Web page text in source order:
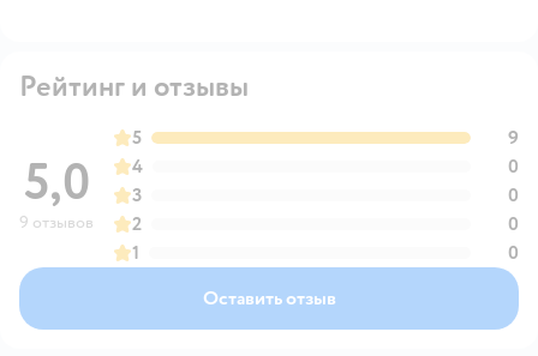
Рейтинг и отзывы
5,0
9 отзывов
5
9
4
0
3
0
2
0
1
0
Оставить отзыв